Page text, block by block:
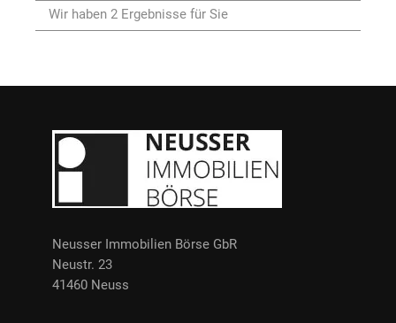
Wir haben 2 Ergebnisse für Sie
Neusser Immobilien Börse GbR
Neustr. 23
41460 Neuss